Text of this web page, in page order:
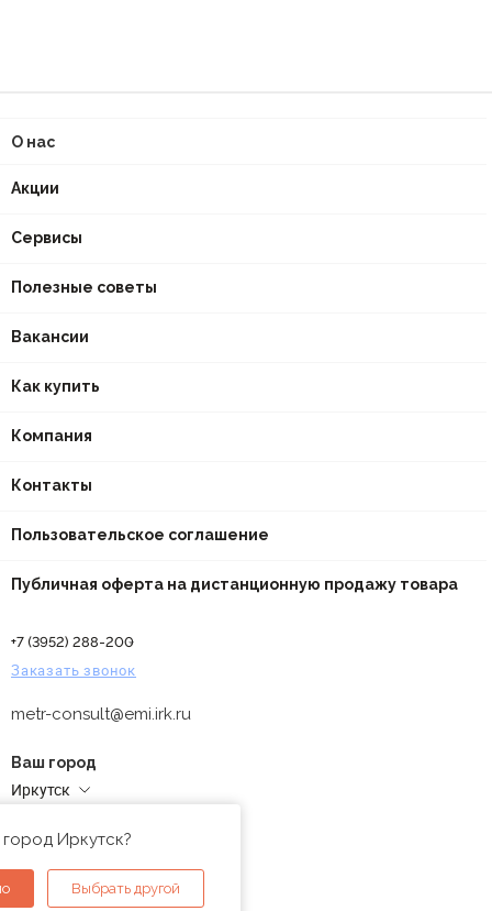
О нас
Акции
Сервисы
Полезные советы
Вакансии
Как купить
Компания
Контакты
Пользовательское соглашение
Публичная оферта на дистанционную продажу товара
+7 (3952) 288-200
Заказать звонок
metr-consult@emi.irk.ru
Ваш город
Иркутск
Иркутск?
Выбрать другой